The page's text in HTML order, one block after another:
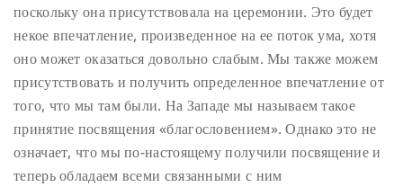
поскольку она присутствовала на церемонии. Это будет
некое впечатление, произведенное на ее поток ума, хотя
оно может оказаться довольно слабым. Мы также можем
присутствовать и получить определенное впечатление от
того, что мы там были. На Западе мы называем такое
принятие посвящения «благословением». Однако это не
означает, что мы по-настоящему получили посвящение и
теперь обладаем всеми связанными с ним